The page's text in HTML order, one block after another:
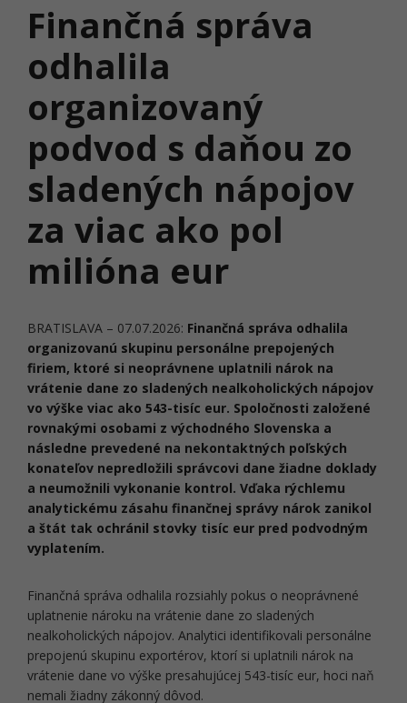
Finančná správa
odhalila
organizovaný
podvod s daňou zo
sladených nápojov
za viac ako pol
milióna eur
BRATISLAVA – 07.07.2026: Finančná správa odhalila
organizovanú skupinu personálne prepojených
firiem, ktoré si neoprávnene uplatnili nárok na
vrátenie dane zo sladených nealkoholických nápojov
vo výške viac ako 543-tisíc eur. Spoločnosti založené
rovnakými osobami z východného Slovenska a
následne prevedené na nekontaktných poľských
konateľov nepredložili správcovi dane žiadne doklady
a neumožnili vykonanie kontrol. Vďaka rýchlemu
analytickému zásahu finančnej správy nárok zanikol
a štát tak ochránil stovky tisíc eur pred podvodným
vyplatením.
Finančná správa odhalila rozsiahly pokus o neoprávnené
uplatnenie nároku na vrátenie dane zo sladených
nealkoholických nápojov. Analytici identifikovali personálne
prepojenú skupinu exportérov, ktorí si uplatnili nárok na
vrátenie dane vo výške presahujúcej 543-tisíc eur, hoci naň
nemali žiadny zákonný dôvod.